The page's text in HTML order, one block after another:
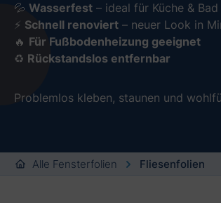
💦 Wasserfest – ideal für Küche & Bad
⚡ Schnell renoviert – neuer Look in
🔥 Für Fußbodenheizung geeignet
♻️ Rückstandslos entfernbar
Problemlos kleben, staunen und
Alle Fensterfolien Fliesenfolien